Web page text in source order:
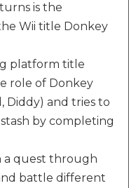
is the
Wii title Donkey
platform title
role of Donkey
Diddy) and tries to
by completing
a quest through
battle different